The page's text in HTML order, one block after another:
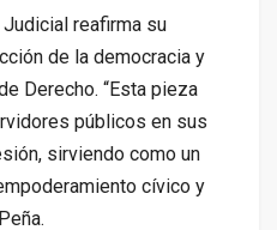
reafirma su
de la democracia y
Derecho. “Esta pieza
públicos en sus
sirviendo como un
cívico y